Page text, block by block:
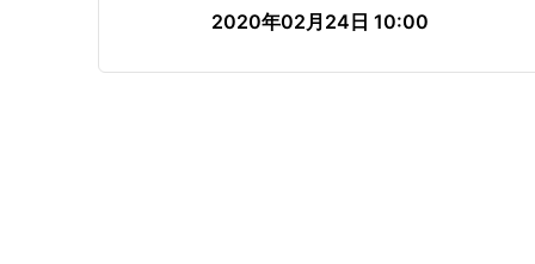
2020年02月24日 10:00